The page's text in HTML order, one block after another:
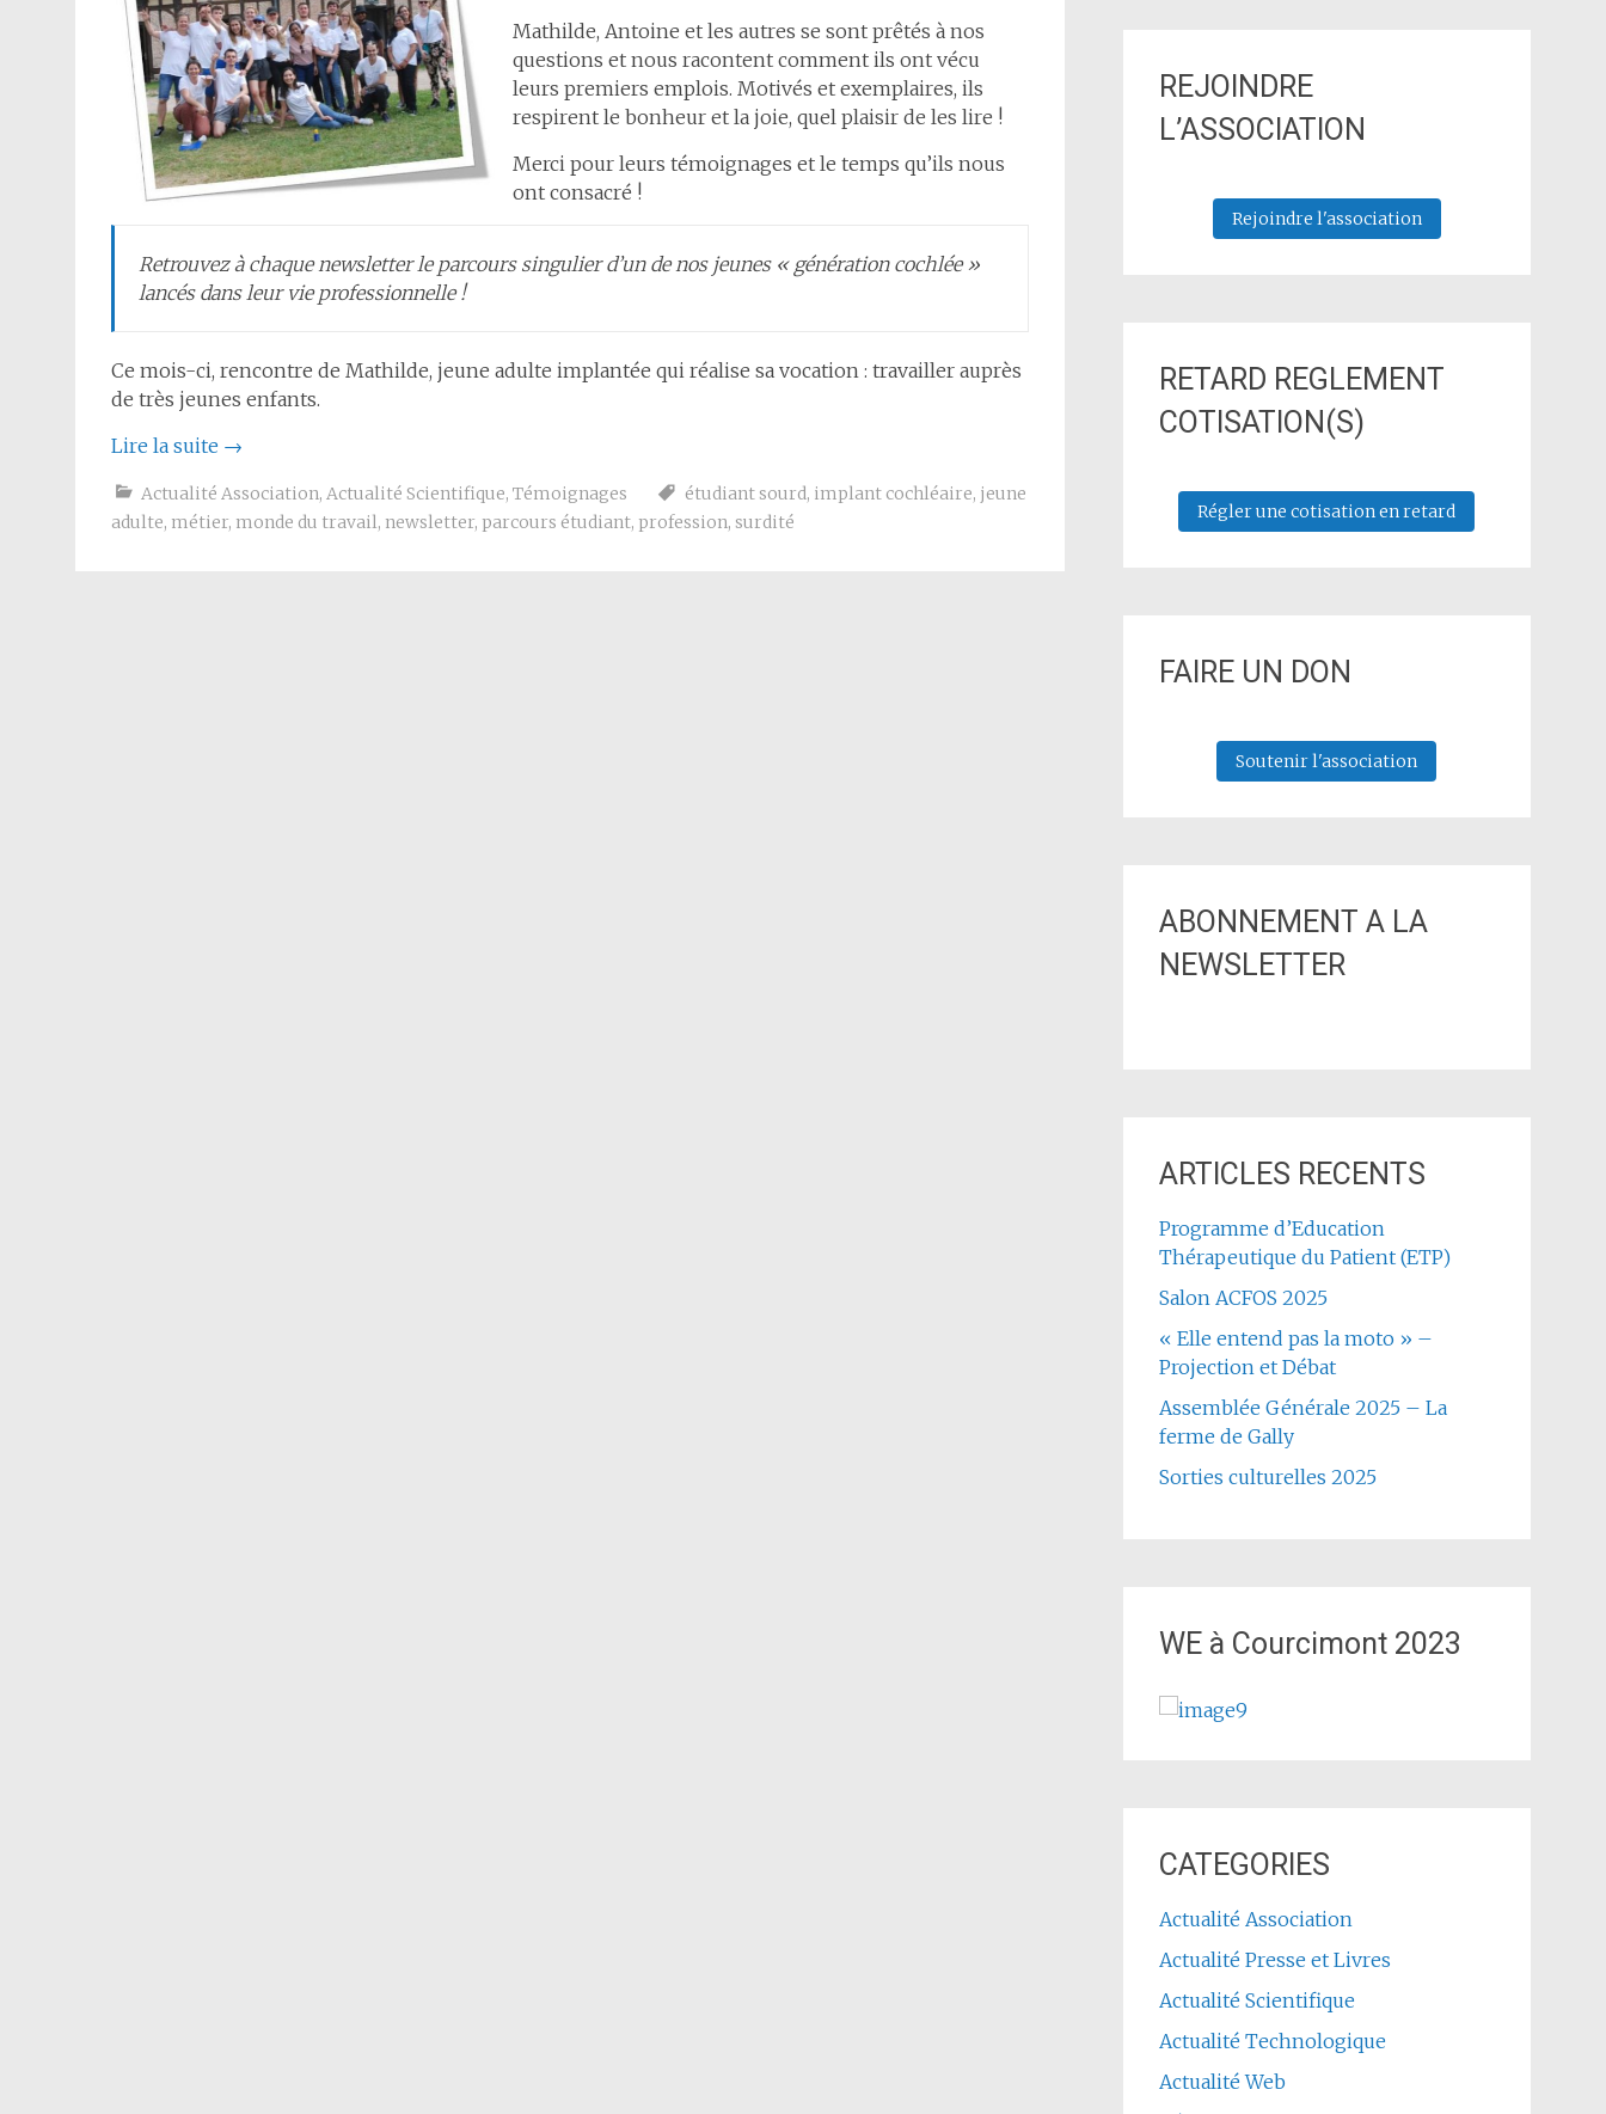
Mathilde, Antoine et les autres se sont prêtés à nos
questions et nous racontent comment ils ont vécu
leurs premiers emplois. Motivés et exemplaires, ils
respirent le bonheur et la joie, quel plaisir de les lire !
Merci pour leurs témoignages et le temps qu’ils nous
ont consacré !
Retrouvez à chaque newsletter le parcours singulier d’un de nos jeunes « génération cochlée »
lancés dans leur vie professionnelle !
Ce mois-ci, rencontre de Mathilde, jeune adulte implantée qui réalise sa vocation : travailler auprès
de très jeunes enfants.
Lire la suite →
Actualité Association, Actualité Scientifique, Témoignages étudiant sourd, implant cochléaire, jeune
adulte, métier, monde du travail, newsletter, parcours étudiant, profession, surdité
REJOINDRE
L’ASSOCIATION
Rejoindre l'association
RETARD REGLEMENT
COTISATION(S)
Régler une cotisation en retard
FAIRE UN DON
Soutenir l'association
ABONNEMENT A LA
NEWSLETTER
ARTICLES RECENTS
Programme d’Education
Thérapeutique du Patient (ETP)
Salon ACFOS 2025
« Elle entend pas la moto » –
Projection et Débat
Assemblée Générale 2025 – La
ferme de Gally
Sorties culturelles 2025
WE à Courcimont 2023
CATEGORIES
Actualité Association
Actualité Presse et Livres
Actualité Scientifique
Actualité Technologique
Actualité Web